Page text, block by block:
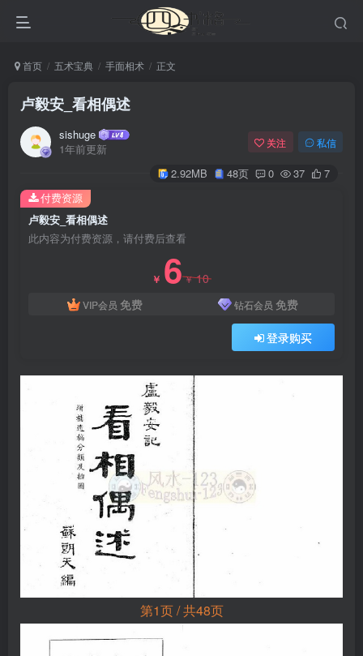
首页 五术宝典 手面相术 正文
卢毅安_看相偶述
sishuge
1年前更新
关注 私信
2.92MB 48页 0 37 7
卢毅安_看相偶述
此内容为付费资源，请付费后查看
￥ 6￥10
VIP会员 免费 钻石会员 免费
登录购买
付费资源
第1页 / 共48页